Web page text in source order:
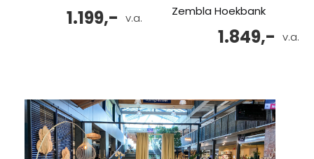
v.a.
1.199,-
Zembla Hoekbank
v.a.
1.849,-